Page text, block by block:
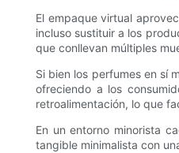
El empaque virtual
incluso sustituir a los
que conllevan múltiples
Si bien los perfumes en sí
ofreciendo a los
retroalimentación, lo que
En un entorno minorista
tangible minimalista con